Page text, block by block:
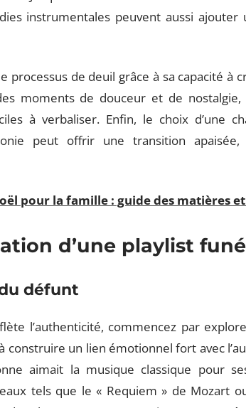
instrumentales peuvent aussi ajouter
de deuil grâce à sa capacité à
moments de douceur et de nostalgie,
à verbaliser. Enfin, le choix d’une
peut offrir une transition apaisée,
pour la famille : guide des matières
d’une playlist
défunt
l’authenticité, commencez par
construire un lien émotionnel fort avec
aimait la musique classique pour
tels que le « Requiem » de Mozart